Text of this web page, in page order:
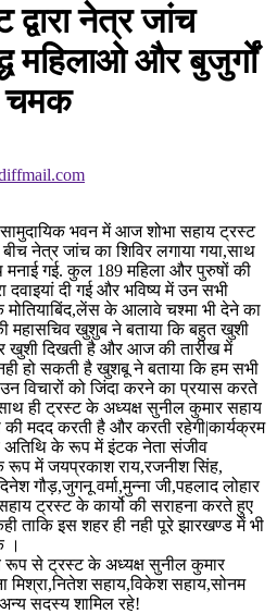
नेत्र जांच
महिलाओ और बुजुर्गों
चमक
भवन में आज शोभा सहाय ट्रस्ट
बीच नेत्र जांच का शिविर लगाया गया,साथ
मनाई गई. कुल 189 महिला और पुरुषों की
दवाइयां दी गई और भविष्य में उन सभी
के आलावे चश्मा भी देने का
महासचिव खुशुब ने बताया कि बहुत खुशी
खुशी दिखती है और आज की तारीख में
हो सकती है खुशबू ने बताया कि हम सभी
विचारों को जिंदा करने का प्रयास करते
ही ट्रस्ट के अध्यक्ष सुनील कुमार सहाय
मदद करती है और करती रहेगी|कार्यक्रम
अतिथि के रूप में इंटक नेता संजीव
रूप में जयप्रकाश राय,रजनीश सिंह,
गौड़,जुगनू वर्मा,मुन्ना जी,पहलाद लोहार
ट्रस्ट के कार्यो की सराहना करते हुए
ताकि इस शहर ही नही पूरे झारखण्ड में भी
।
से ट्रस्ट के अध्यक्ष सुनील कुमार
मिश्रा,नितेश सहाय,विकेश सहाय,सोनम
सदस्य शामिल रहे!